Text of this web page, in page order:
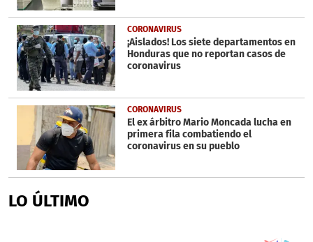
CORONAVIRUS
¡Aislados! Los siete departamentos en
Honduras que no reportan casos de
coronavirus
CORONAVIRUS
El ex árbitro Mario Moncada lucha en
primera fila combatiendo el
coronavirus en su pueblo
LO ÚLTIMO